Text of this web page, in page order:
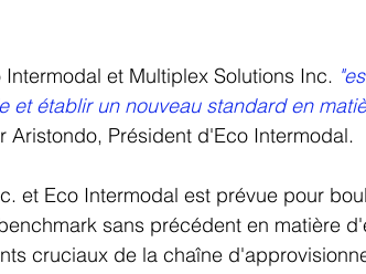
et Multiplex Solutions Inc.
et établir un nouveau standard en
Aristondo, Président d'Eco Intermodal.
et Eco Intermodal est prévue pour
sans précédent en matière
cruciaux de la chaîne